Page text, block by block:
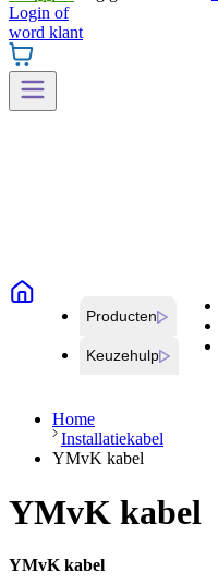
Login of
word klant
Producten
Keuzehulp
Home
Installatiekabel
YMvK kabel
YMvK kabel
YMvK kabel